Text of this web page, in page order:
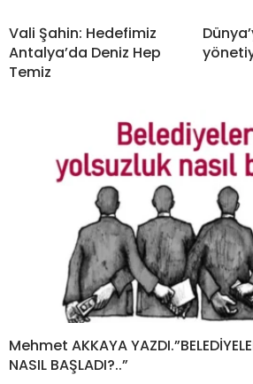
Vali Şahin: Hedefimiz
Antalya’da Deniz Hep
Temiz
Mehmet AKKAYA
NASIL BAŞLADI?..”